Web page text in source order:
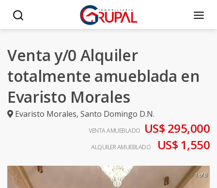
Venta y/0 Alquiler
totalmente amueblada en
Evaristo Morales
Evaristo Morales, Santo Domingo D.N.
VENTA AMUEBLADO US$ 295,000
ALQUILER AMUEBLADO US$ 1,550
1 of 8